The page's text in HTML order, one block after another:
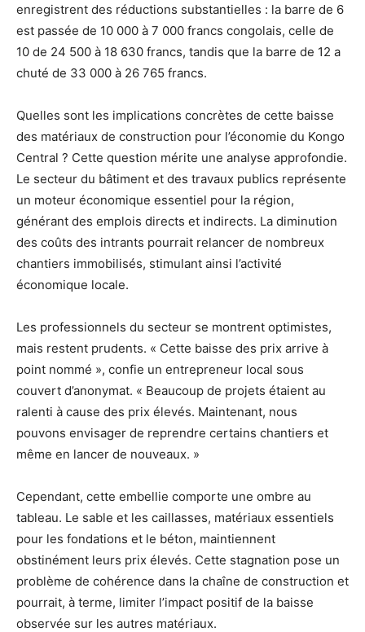
enregistrent des réductions substantielles : la barre de 6
est passée de 10 000 à 7 000 francs congolais, celle de
10 de 24 500 à 18 630 francs, tandis que la barre de 12 a
chuté de 33 000 à 26 765 francs.
Quelles sont les implications concrètes de cette baisse
des matériaux de construction pour l’économie du Kongo
Central ? Cette question mérite une analyse approfondie.
Le secteur du bâtiment et des travaux publics représente
un moteur économique essentiel pour la région,
générant des emplois directs et indirects. La diminution
des coûts des intrants pourrait relancer de nombreux
chantiers immobilisés, stimulant ainsi l’activité
économique locale.
Les professionnels du secteur se montrent optimistes,
mais restent prudents. « Cette baisse des prix arrive à
point nommé », confie un entrepreneur local sous
couvert d’anonymat. « Beaucoup de projets étaient au
ralenti à cause des prix élevés. Maintenant, nous
pouvons envisager de reprendre certains chantiers et
même en lancer de nouveaux. »
Cependant, cette embellie comporte une ombre au
tableau. Le sable et les caillasses, matériaux essentiels
pour les fondations et le béton, maintiennent
obstinément leurs prix élevés. Cette stagnation pose un
problème de cohérence dans la chaîne de construction et
pourrait, à terme, limiter l’impact positif de la baisse
observée sur les autres matériaux.